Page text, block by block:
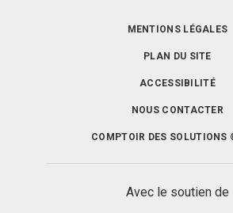
MENTIONS LÉGALES
PLAN DU SITE
ACCESSIBILITÉ
NOUS CONTACTER
COMPTOIR DES SOLUTIONS
Avec le soutien de